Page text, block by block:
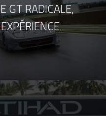
GT RADICALE,